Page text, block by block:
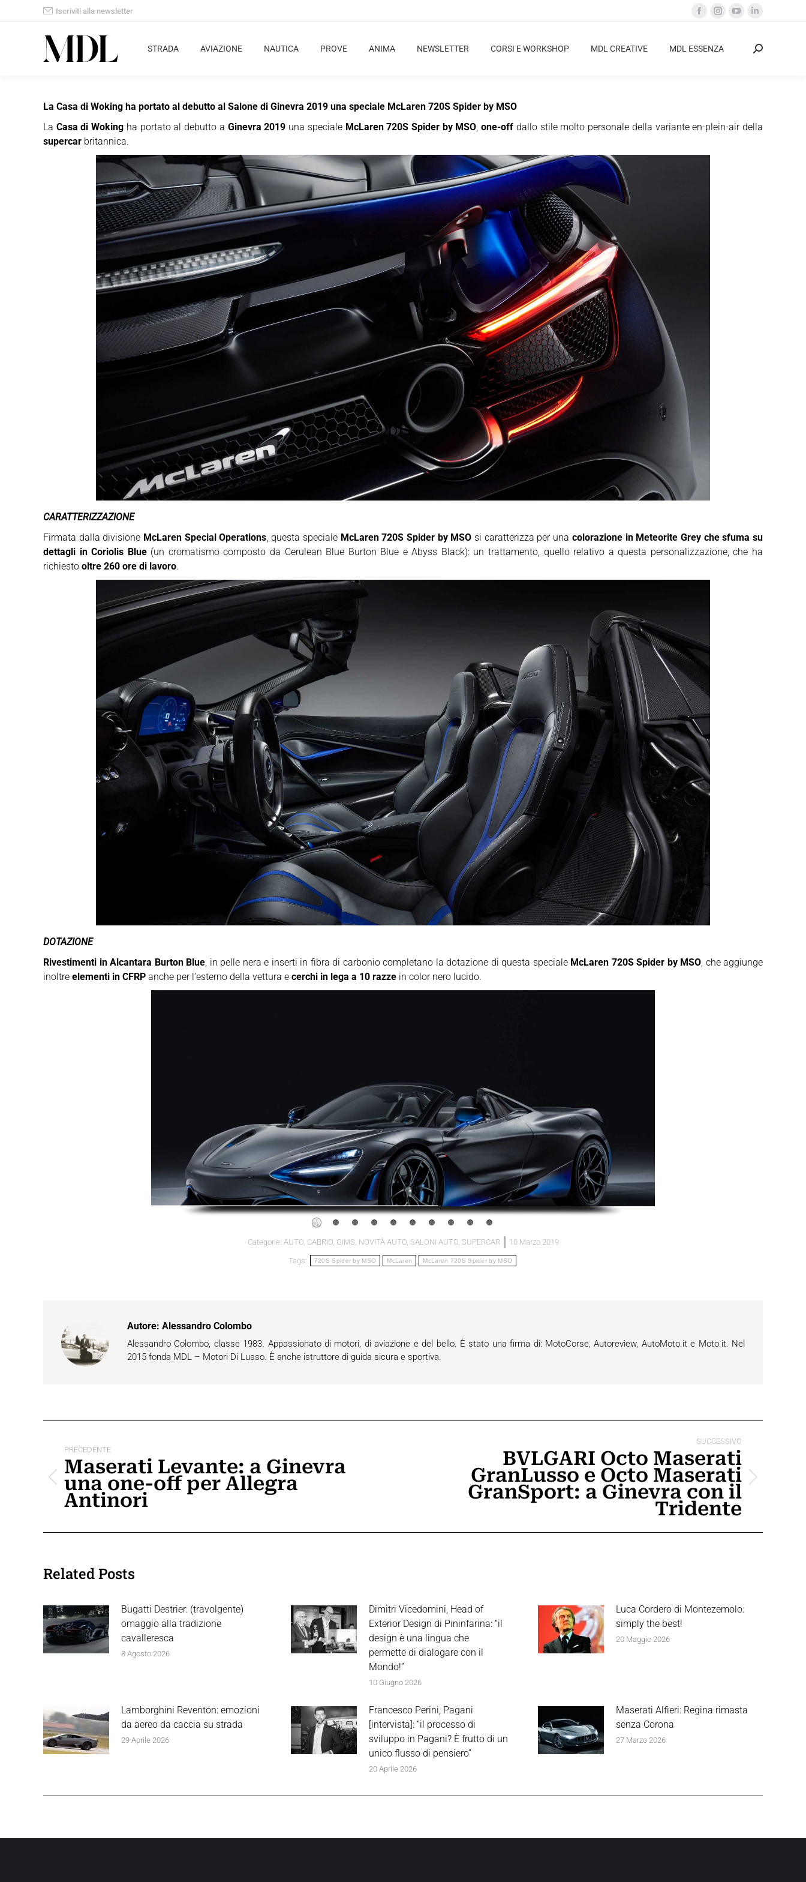
Iscriviti alla newsletter
Facebook
opens
Instagram
opens
YouTube
opens
Linkedin
opens
STRADA AVIAZIONE NAUTICA PROVE ANIMA NEWSLETTER CORSI E WORKSHOP MDL CREATIVE MDL ESSENZA Cerca:
La Casa di Woking ha portato al debutto al Salone di Ginevra 2019 una speciale McLaren 720S Spider by MSO
La Casa di Woking ha portato al debutto a Ginevra 2019 una speciale McLaren 720S Spider by MSO,one-off dallo stile molto personale della variante en-plein-air della
supercar britannica.
CARATTERIZZAZIONE
Firmata dalla divisione McLaren Special Operations, questa speciale McLaren 720S Spider by MSO si caratterizza per una colorazione in Meteorite Grey che sfuma su
dettagli in Coriolis Blue(un cromatismo composto da Cerulean Blue Burton Blue e Abyss Black): un trattamento, quello relativo a questa personalizzazione, che ha
richiesto oltre 260 ore di lavoro.
DOTAZIONE
Rivestimenti in Alcantara Burton Blue, in pelle nera e inserti in fibra di carbonio completano la dotazione di questa speciale McLaren 720S Spider by MSO, che aggiunge
inoltre elementi in CFRP anche per l’esterno della vettura e cerchi in lega a 10 razze in color nero lucido.
Categorie: AUTO, CABRIO, GIMS, NOVITÀ AUTO, SALONI AUTO, SUPERCAR 10 Marzo 2019
Tags: 720S Spider by MSO McLaren McLaren 720S Spider by MSO
Autore: Alessandro Colombo
Alessandro Colombo, classe 1983. Appassionato di motori, di aviazione e del bello. È stato una firma di: MotoCorse, Autoreview, AutoMoto.it e Moto.it. Nel
2015 fonda MDL – Motori Di Lusso. È anche istruttore di guida sicura e sportiva.
post
PRECEDENTE
Post
precedente:
Maserati Levante: a Ginevra
una one-off per Allegra
Antinori
SUCCESSIVO
BVLGARI Octo Maserati
GranLusso e Octo Maserati
GranSport: a Ginevra con il
Tridente
Related Posts
Bugatti Destrier: (travolgente)
omaggio alla tradizione
cavalleresca
8 Agosto 2026
Dimitri Vicedomini, Head of
Exterior Design di Pininfarina: “il
design è una lingua che
permette di dialogare con il
Mondo!”
10 Giugno 2026
Luca Cordero di Montezemolo:
simply the best!
20 Maggio 2026
Lamborghini Reventón: emozioni
da aereo da caccia su strada
29 Aprile 2026
Francesco Perini, Pagani
[intervista]: “il processo di
sviluppo in Pagani? È frutto di un
unico flusso di pensiero”
20 Aprile 2026
Maserati Alfieri: Regina rimasta
senza Corona
27 Marzo 2026